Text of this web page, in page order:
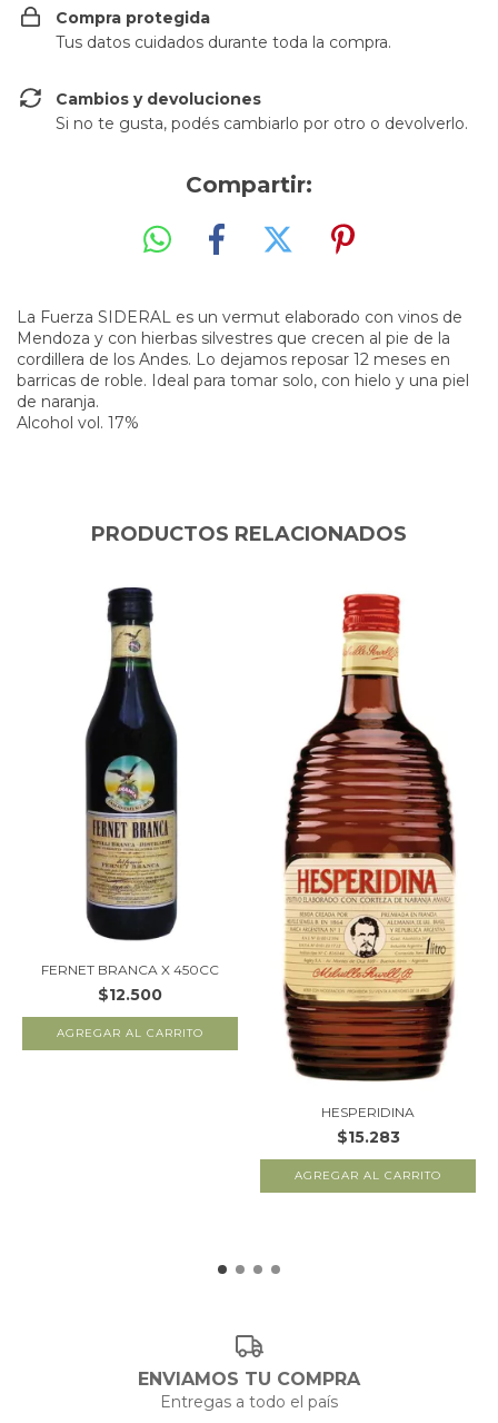
Compra protegida
Tus datos cuidados durante toda la compra.
Cambios y devoluciones
Si no te gusta, podés cambiarlo por otro o devolverlo.
Compartir:
La Fuerza SIDERAL es un vermut elaborado con vinos de
Mendoza y con hierbas silvestres que crecen al pie de la
cordillera de los Andes. Lo dejamos reposar 12 meses en
barricas de roble. Ideal para tomar solo, con hielo y una piel
de naranja.
Alcohol vol. 17%
PRODUCTOS RELACIONADOS
FERNET BRANCA X 450CC
$12.500
HESPERIDINA
$15.283
ENVIAMOS TU COMPRA
Entregas a todo el país